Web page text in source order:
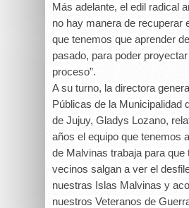
Más adelante, el edil radical
no hay manera de recuperar
que tenemos que aprender
pasado, para poder
proceso”.
A su turno, la directora
Públicas de la Municipalidad
de Jujuy, Gladys Lozano,
años el equipo que tenemos
de Malvinas trabaja para que
vecinos salgan a ver el
nuestras Islas Malvinas y
nuestros Veteranos de